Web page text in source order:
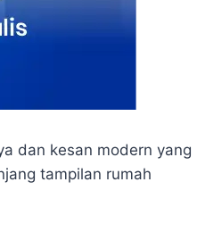
dan kesan modern yang
tampilan rumah